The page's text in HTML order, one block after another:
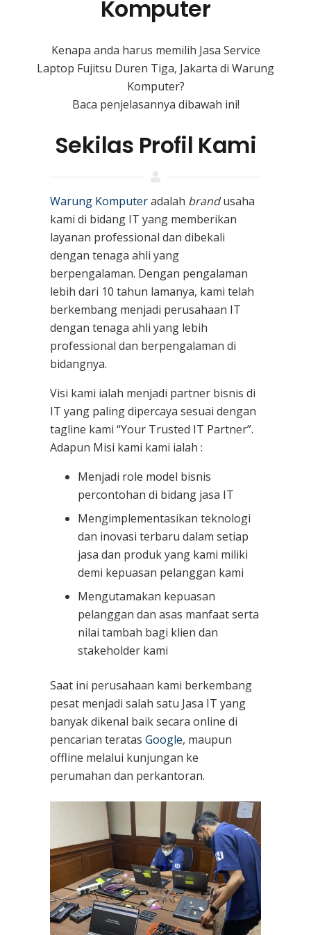
Komputer
Kenapa anda harus memilih Jasa Service
Laptop Fujitsu Duren Tiga, Jakarta di Warung
Komputer?
Baca penjelasannya dibawah ini!
Sekilas Profil Kami
Warung Komputeradalah brandusaha
kami di bidang IT yang memberikan
layanan professional dan dibekali
dengan tenaga ahli yang
berpengalaman. Dengan pengalaman
lebih dari 10 tahun lamanya, kami telah
berkembang menjadi perusahaan IT
dengan tenaga ahli yang lebih
professional dan berpengalaman di
bidangnya.
Visi kami ialah menjadi partner bisnis di
IT yang paling dipercaya sesuai dengan
tagline kami “Your Trusted IT Partner”.
Adapun Misi kami kami ialah :
Menjadi role model bisnis
percontohan di bidang jasa IT
Mengimplementasikan teknologi
dan inovasi terbaru dalam setiap
jasa dan produk yang kami miliki
demi kepuasan pelanggan kami
Mengutamakan kepuasan
pelanggan dan asas manfaat serta
nilai tambah bagi klien dan
stakeholder kami
Saat ini perusahaan kami berkembang
pesat menjadi salah satu Jasa IT yang
banyak dikenal baik secara online di
pencarian teratas Google, maupun
offline melalui kunjungan ke
perumahan dan perkantoran.